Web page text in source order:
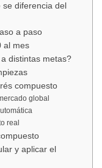
diferencia del
a paso
al mes
distintas metas?
compuesto
global
real
y aplicar el